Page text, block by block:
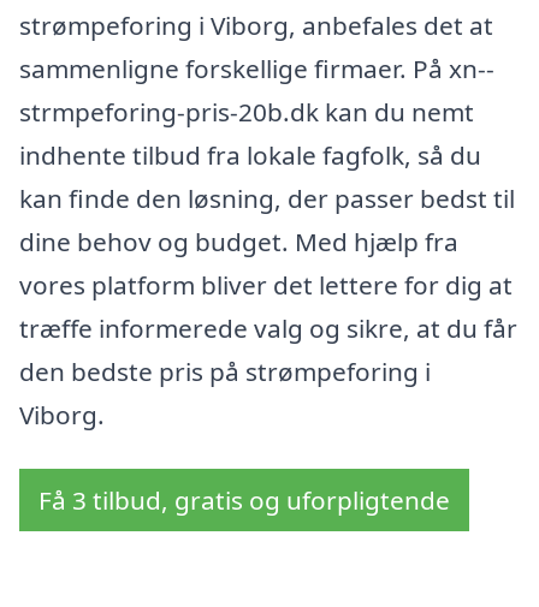
strømpeforing i Viborg, anbefales det at
sammenligne forskellige firmaer. På xn--
strmpeforing-pris-20b.dk kan du nemt
indhente tilbud fra lokale fagfolk, så du
kan finde den løsning, der passer bedst til
dine behov og budget. Med hjælp fra
vores platform bliver det lettere for dig at
træffe informerede valg og sikre, at du får
den bedste pris på strømpeforing i
Viborg.
Få 3 tilbud, gratis og uforpligtende